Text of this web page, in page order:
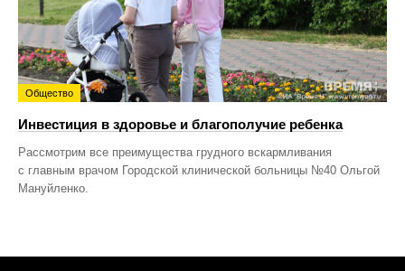
Общество
Инвестиция в здоровье и благополучие ребенка
Рассмотрим все преимущества грудного вскармливания
с главным врачом Городской клинической больницы №40 Ольгой
Мануйленко.